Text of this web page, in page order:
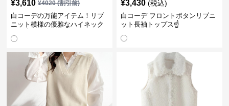
¥3,610 ¥4020(割引前)
白コーデの万能アイテム！リブ
ニット模様の優雅なハイネック
¥3,430 (税込)
白コーデ フロントボタンリブニ
ット長袖トップス☝️